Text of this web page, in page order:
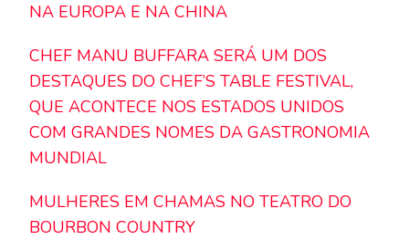
NA EUROPA E NA CHINA
CHEF MANU BUFFARA SERÁ UM DOS
DESTAQUES DO CHEF’S TABLE FESTIVAL,
QUE ACONTECE NOS ESTADOS UNIDOS
COM GRANDES NOMES DA GASTRONOMIA
MUNDIAL
MULHERES EM CHAMAS NO TEATRO DO
BOURBON COUNTRY